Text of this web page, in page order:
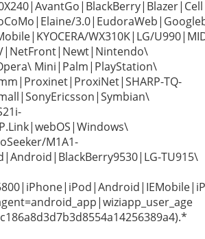
WX310K|LG/
Mini|Palm|PlayStation\
TQ-
M1A1-
TU915\